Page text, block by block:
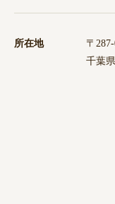
所在地
〒287-
千葉